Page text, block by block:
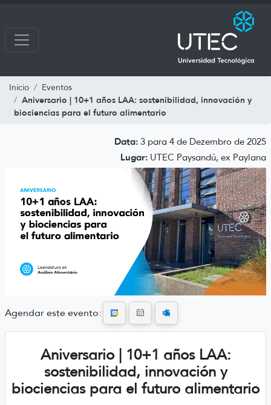
Inicio Eventos
Aniversario | 10+1 años LAA: sostenibilidad, innovación y
biociencias para el futuro alimentario
Data: 3 para 4 de Dezembro de 2025
Lugar: UTEC Paysandú, ex Paylana
Agendar este evento:
Aniversario | 10+1 años LAA:
sostenibilidad, innovación y
biociencias para el futuro alimentario